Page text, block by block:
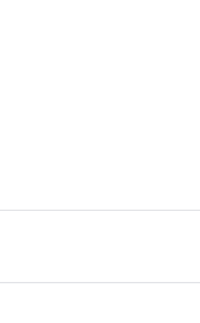
른 스타일의 인테리어, 각